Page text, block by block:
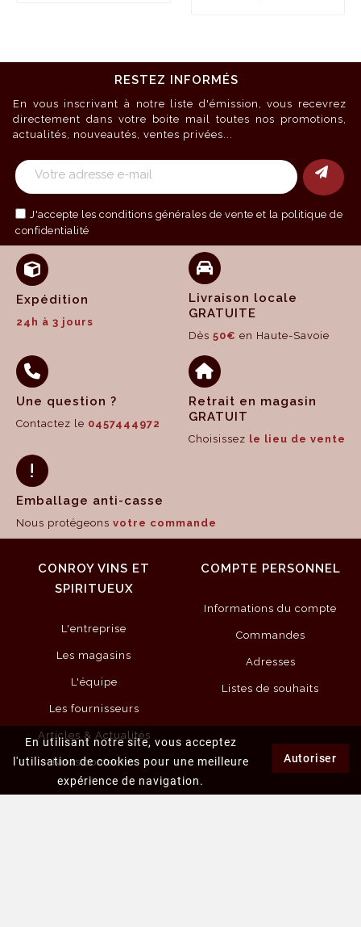
En utilisant notre site, vous acceptez
l'utilisation de cookies pour une meilleure
expérience de navigation.
Autoriser
RESTEZ INFORMÉS
En vous inscrivant à notre liste d'émission, vous recevrez
directement dans votre boite mail toutes nos promotions,
actualités, nouveautés, ventes privées...
J'accepte les conditions générales de vente et la politique de
confidentialité
Expédition
24h à 3 jours
Livraison locale
GRATUITE
Dès 50€ en Haute-Savoie
Une question ?
Contactez le 0457444972
Retrait en magasin
GRATUIT
Choisissez le lieu de vente
Emballage anti-casse
Nous protégeons votre commande
CONROY VINS ET
SPIRITUEUX
L'entreprise
Les magasins
L'équipe
Les fournisseurs
Articles & Actualités
Nous contacter
COMPTE PERSONNEL
Informations du compte
Commandes
Adresses
Listes de souhaits